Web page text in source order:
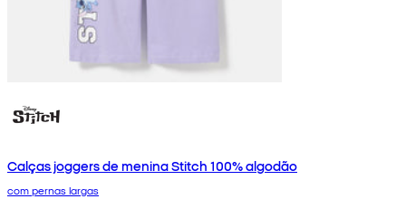
Calças joggers de menina Stitch 100% algodão
com pernas largas